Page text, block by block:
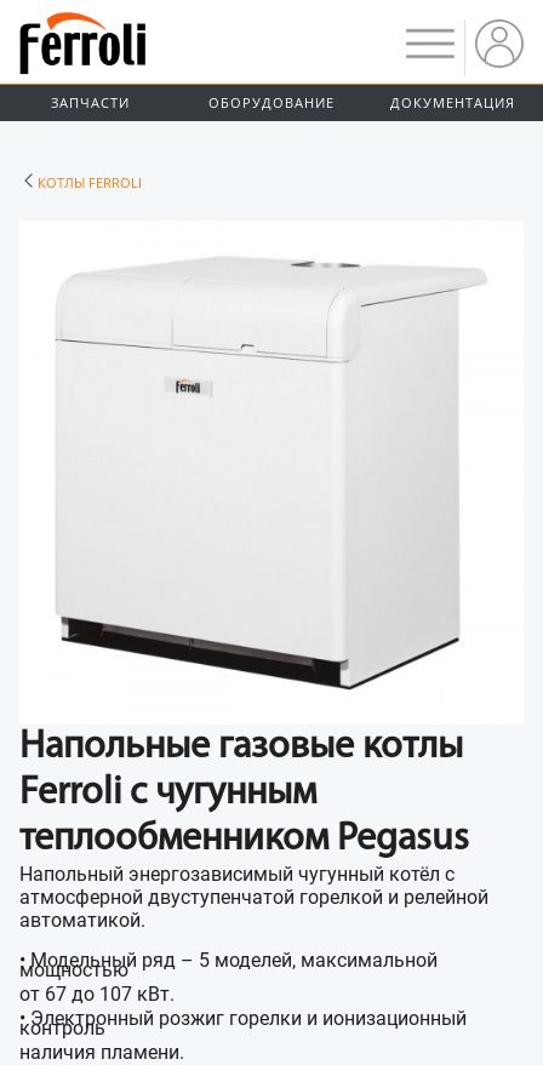
ЗАПЧАСТИ ОБОРУДОВАНИЕ ДОКУМЕНТАЦИЯ
КОТЛЫ FERROLI
Напольные газовые котлы
Ferroli с чугунным
теплообменником Pegasus
Напольный энергозависимый чугунный котёл с
атмосферной двуступенчатой горелкой и релейной
автоматикой.
• Модельный ряд – 5 моделей, максимальной
мощностью
от 67 до 107 кВт.
• Электронный розжиг горелки и ионизационный
контроль
наличия пламени.